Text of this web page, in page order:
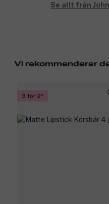
Se allt från
Vi rekommenderar
3 för 2